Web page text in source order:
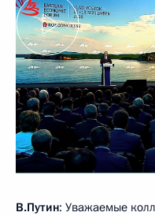
В.Путин: Уважаемые